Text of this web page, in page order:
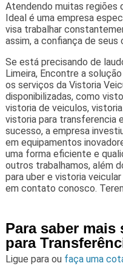
Atendendo muitas regiões
Ideal é uma empresa
visa trabalhar
assim, a confiança de seus
Se está precisando de
Limeira, Encontre a
os serviços da Vistoria
disponibilizadas, como
vistoria de veiculos,
vistoria para transferencia
sucesso, a empresa
em equipamentos
uma forma eficiente e
outros trabalhamos, além
para uber e vistoria
em contato conosco.
Para saber
para
Ligue para ou faça uma